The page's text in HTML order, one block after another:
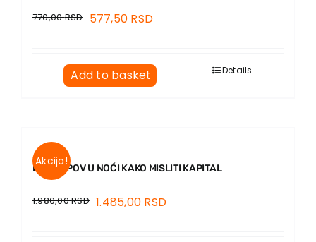
770,00RSD 577,50 RSD
Add to basket Details
Akcija!
KAO LOPOV U NOĆI KAKO MISLITI KAPITAL
1.980,00RSD 1.485,00 RSD